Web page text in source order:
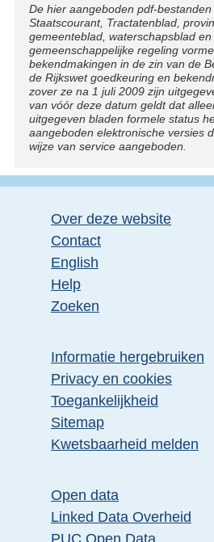
Disclaimer
De hier aangeboden pdf-
Staatscourant, Tractatenblad,
gemeenteblad, waterschapsblad en
gemeenschappelijke regeling
bekendmakingen in de zin van de
de Rijkswet goedkeuring en
zover ze na 1 juli 2009 zijn
van vóór deze datum geldt dat
uitgegeven bladen formele status
aangeboden elektronische versies
wijze van service aangeboden.
Over deze website
Contact
English
Help
Zoeken
Informatie hergebruiken
Privacy en cookies
Toegankelijkheid
Sitemap
Kwetsbaarheid melden
Open data
Linked Data Overheid
PUC Open Data